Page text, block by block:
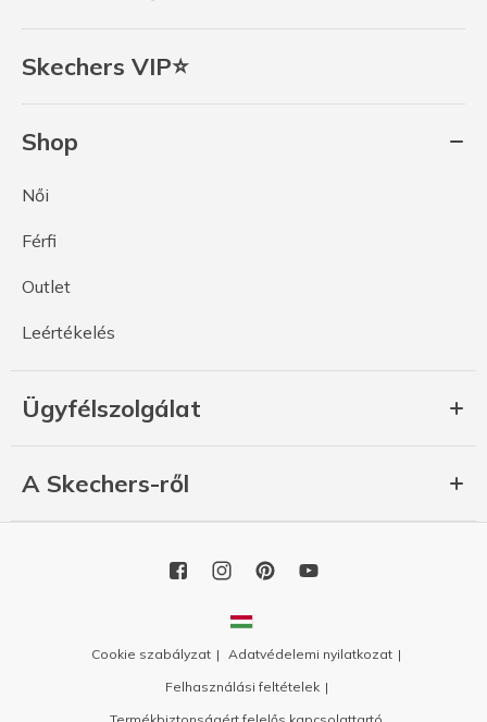
Skechers VIP⭐
Shop
Női
Férfi
Outlet
Leértékelés
Ügyfélszolgálat
A Skechers-ről
Cookie szabályzat
Adatvédelemi nyilatkozat
Felhasználási feltételek